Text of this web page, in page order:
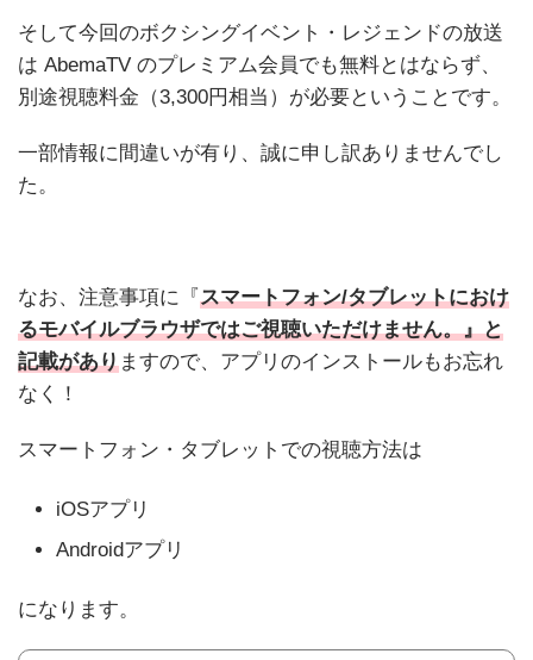
そして今回のボクシングイベント・レジェンドの放送
は AbemaTV のプレミアム会員でも無料とはならず、
別途視聴料金（3,300円相当）が必要ということです。
一部情報に間違いが有り、誠に申し訳ありませんでし
た。
なお、注意事項に『 スマートフォン/タブレットにおけ
るモバイルブラウザではご視聴いただけません。』と
記載がありますので、アプリのインストールもお忘れ
なく！
スマートフォン・タブレットでの視聴方法は
iOSアプリ
Androidアプリ
になります。